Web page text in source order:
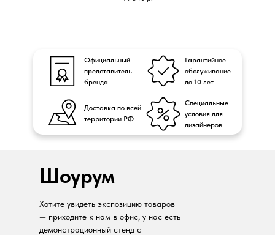
Официальный
представитель
бренда
Доставка по всей
территории РФ
Гарантийное
обслуживание
до 10 лет
Специальные
условия для
дизайнеров
Шоурум
Хотите увидеть экспозицию товаров
— приходите к нам в офис, у нас есть
демонстрационный стенд с